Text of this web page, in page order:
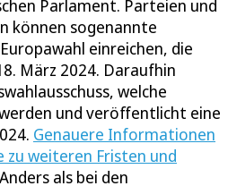
Parlament. Parteien und
können sogenannte
einreichen, die
März 2024. Daraufhin
welche
und veröffentlicht eine
Genauere Informationen
zu weiteren Fristen und
Anders als bei den